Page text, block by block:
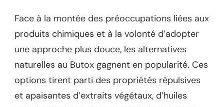
Face à la montée des préoccupations liées aux
produits chimiques et à la volonté d’adopter
une approche plus douce, les alternatives
naturelles au Butox gagnent en popularité. Ces
options tirent parti des propriétés répulsives
et apaisantes d’extraits végétaux, d’huiles